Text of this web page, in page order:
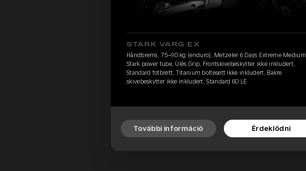
STARK VARG EX
Håndbrems, 75–90 kg (enduro), Metzeler 6 Days Extreme Medium,
Stark power tube, Ülés Grip, Frontskivebeskytter ikke inkludert,
Standard fotbrett, Titanium boltesett ikke inkludert, Bakre
skivebeskytter ikke inkludert, Standard 60 LE
További információ Érdeklődni